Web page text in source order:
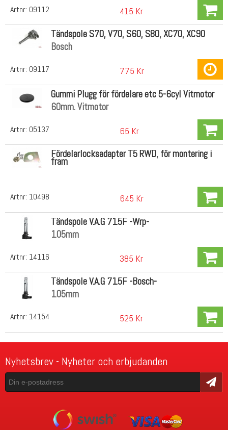
Artnr: 09112 415 Kr
Artnr: 09117
Tändspole S70, V70, S60, S80, XC70, XC90
Bosch
775 Kr
Artnr: 05137
Gummi Plugg för fördelare etc 5-6cyl Vitmotor
60mm. Vitmotor
65 Kr
Artnr: 10498
Fördelarlocksadapter T5 RWD, för montering i
fram
645 Kr
Artnr: 14116
Tändspole V.A.G 715F -Wrp-
105mm
385 Kr
Artnr: 14154
Tändspole V.A.G 715F -Bosch-
105mm
525 Kr
Nyhetsbrev - Nyheter och erbjudanden
Skicka